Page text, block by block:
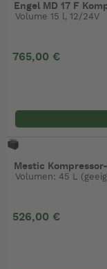
Engel MD 17 F
Volume 15 l, 12/24V
765,00 €
Mestic
Volumen: 45 L
526,00 €